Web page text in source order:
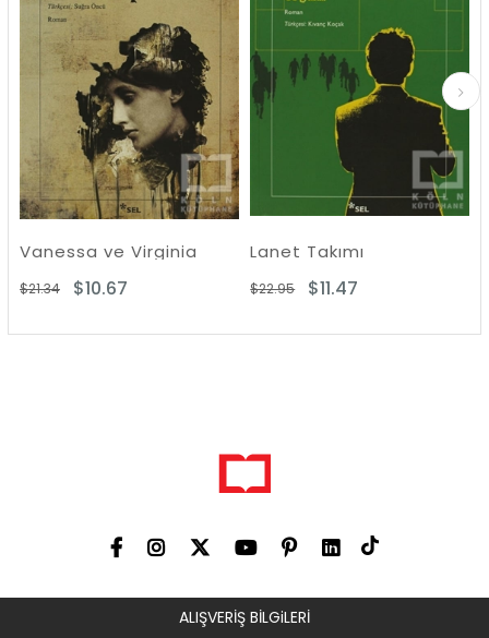
ve Virginia
$10.67
Lanet Takımı
$11.47
ALIŞVERİŞ BİLGiLERİ